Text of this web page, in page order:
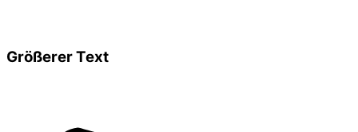
Größerer Text